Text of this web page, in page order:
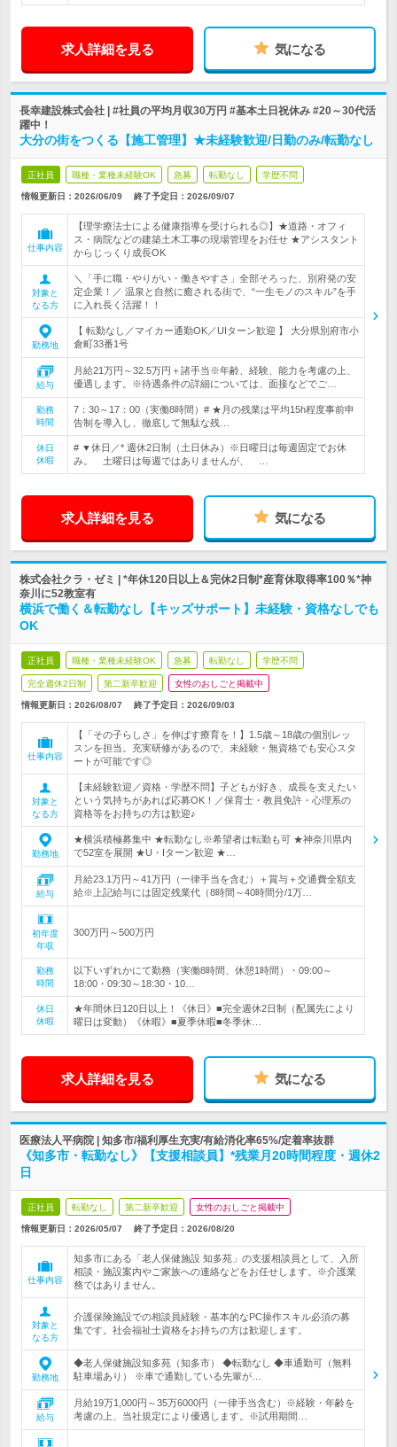
求人詳細を見る 気になる
長幸建設株式会社 | #社員の平均月収30万円 #基本土日祝休み #20～30代活
躍中！
大分の街をつくる【施工管理】★未経験歓迎/日勤のみ/転勤なし
正社員 職種・業種未経験OK 急募 転勤なし 学歴不問
情報更新日：2026/06/09 終了予定日： 2026/09/07
仕事内容
【理学療法士による健康指導を受けられる◎】★道路・オフィ
ス・病院などの建築土木工事の現場管理をお任せ ★アシスタント
からじっくり成長OK
対象と
なる方
＼「手に職・やりがい・働きやすさ」全部そろった、別府発の安
定企業！／ 温泉と自然に癒される街で、“一生モノのスキル”を手
に入れ長く活躍！！
勤務地
【 転勤なし／マイカー通勤OK／UIターン歓迎 】 大分県別府市小
倉町33番1号
給与
月給21万円～32.5万円＋諸手当※年齢、経験、能力を考慮の上、
優遇します。※待遇条件の詳細については、面接などでご…
勤務
時間
7：30～17：00（実働8時間）# ★月の残業は平均15h程度事前申
告制を導入し、徹底して無駄な残…
休日
休暇
# ▼休日／* 週休2日制（土日休み）※日曜日は毎週固定でお休
み。 土曜日は毎週ではありませんが、 …
求人詳細を見る 気になる
株式会社クラ・ゼミ | *年休120日以上＆完休2日制*産育休取得率100％*神
奈川に52教室有
横浜で働く＆転勤なし【キッズサポート】未経験・資格なしでも
OK
正社員 職種・業種未経験OK 急募 転勤なし 学歴不問
完全週休2日制 第二新卒歓迎 女性のおしごと掲載中
情報更新日：2026/08/07 終了予定日： 2026/09/03
仕事内容
【「その子らしさ」を伸ばす療育を！】1.5歳～18歳の個別レッ
スンを担当。充実研修があるので、未経験・無資格でも安心スタ
ートが可能です◎
対象と
なる方
【未経験歓迎／資格・学歴不問】子どもが好き、成長を支えたい
という気持ちがあれば応募OK！／保育士・教員免許・心理系の
資格等をお持ちの方は歓迎♪
勤務地
★横浜積極募集中 ★転勤なし※希望者は転勤も可 ★神奈川県内
で52室を展開 ★U・Iターン歓迎 ★…
給与
月給23.1万円～41万円（一律手当を含む）＋賞与＋交通費全額支
給※上記給与には固定残業代（8時間～40時間分/1万…
初年度
年収
300万円～500万円
勤務
時間
以下いずれかにて勤務（実働8時間、休憩1時間）・09:00～
18:00・09:30～18:30・10…
休日
休暇
★年間休日120日以上！《休日》■完全週休2日制（配属先により
曜日は変動）《休暇》■夏季休暇■冬季休…
求人詳細を見る 気になる
医療法人平病院 | 知多市/福利厚生充実/有給消化率65%/定着率抜群
《知多市・転勤なし》【支援相談員】*残業月20時間程度・週休2
日
正社員 転勤なし 第二新卒歓迎 女性のおしごと掲載中
情報更新日：2026/05/07 終了予定日： 2026/08/20
仕事内容
知多市にある「老人保健施設 知多苑」の支援相談員として、入所
相談・施設案内やご家族への連絡などをお任せします。※介護業
務ではありません。
対象と
なる方
介護保険施設での相談員経験・基本的なPC操作スキル必須の募
集です。社会福祉士資格をお持ちの方は歓迎します。
勤務地
◆老人保健施設知多苑（知多市） ◆転勤なし ◆車通勤可（無料
駐車場あり） ※車で通勤している先輩が…
給与
月給19万1,000円～35万6000円（一律手当含む）※経験・年齢を
考慮の上、当社規定により優遇します。※試用期間…